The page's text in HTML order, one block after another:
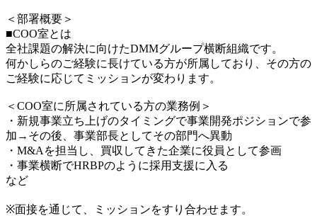
＜部署概要＞
■COO室とは
全社課題の解決に向けたDMMグループ横断組織です。
何かしらのご経験に長けている方が所属しており、その方の
ご経験に応じてミッションが変わります。
＜COO室に所属されている方の業務例＞
・新規事業立ち上げのタイミングで事業開発ポジションで参
加→その後、事業部長としてその部門へ異動
・M&Aを担当し、買収してきた企業に役員として参画
・事業横断でHRBPのように採用支援に入る
など
※面接を通じて、ミッションをすり合わせます。